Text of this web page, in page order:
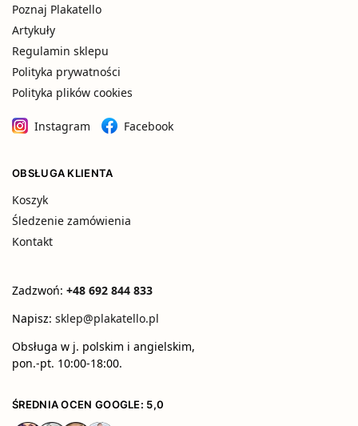
Poznaj Plakatello
Artykuły
Regulamin sklepu
Polityka prywatności
Polityka plików cookies
Instagram Facebook
OBSŁUGA KLIENTA
Koszyk
Śledzenie zamówienia
Kontakt
Zadzwoń: +48 692 844 833
Napisz: sklep@plakatello.pl
Obsługa w j. polskim i angielskim,
pon.-pt. 10:00-18:00.
ŚREDNIA OCEN GOOGLE: 5,0